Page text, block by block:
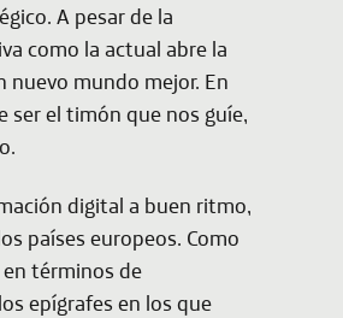
A pesar de la
como la actual abre la
nuevo mundo mejor. En
ser el timón que nos guíe,
digital a buen ritmo,
países europeos. Como
términos de
epígrafes en los que